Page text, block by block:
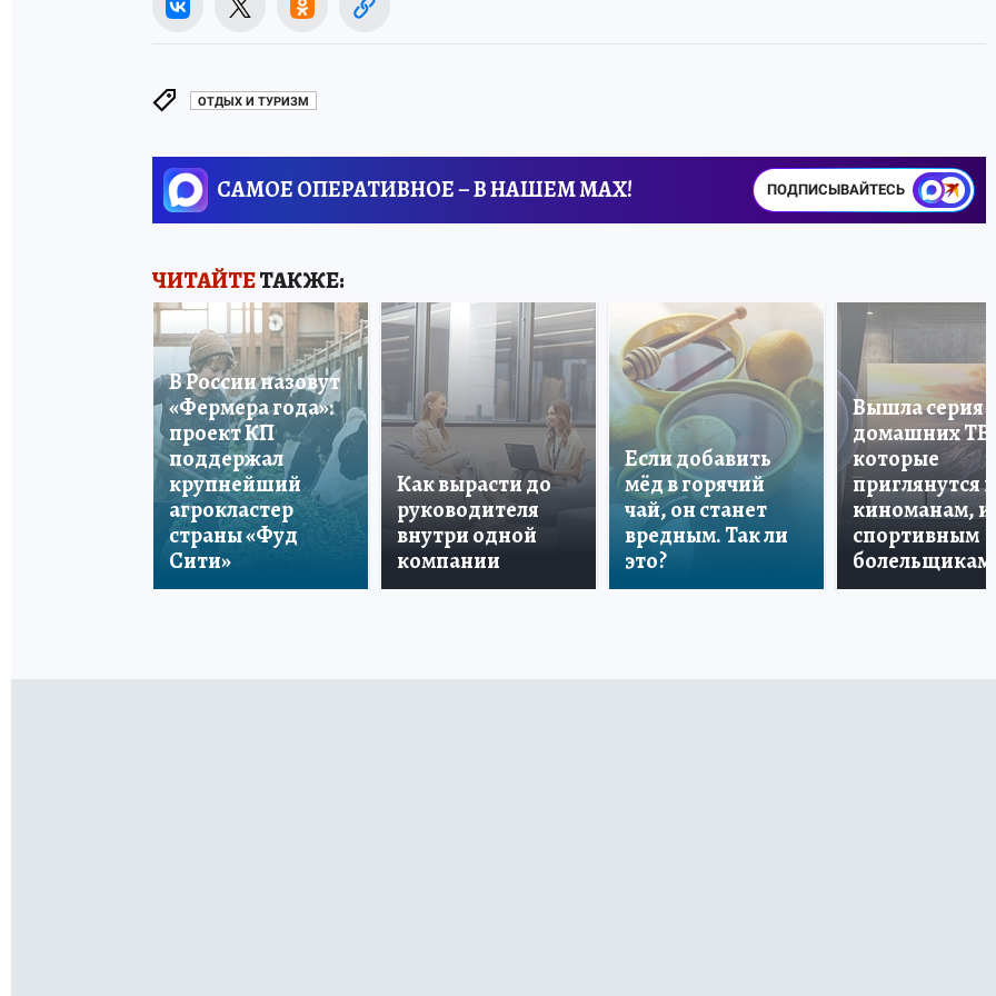
ОТДЫХ И ТУРИЗМ
САМОЕ ОПЕРАТИВНОЕ – В НАШЕМ MAX! ПОДПИСЫВАЙТЕСЬ
ЧИТАЙТЕТАКЖЕ:
В России назовут
«Фермера года»:
проект КП
поддержал
крупнейший
агрокластер
страны «Фуд
Сити»
Как вырасти до
руководителя
внутри одной
компании
Если добавить
мёд в горячий
чай, он станет
вредным. Так ли
это?
Вышла серия
домашних ТВ,
которые
приглянутся и
киноманам, и
спортивным
болельщикам